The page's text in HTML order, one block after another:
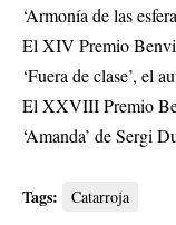
‘Armonía de las
El XIV Premio
‘Fuera de clase’, el
El XXVIII Premio
‘Amanda’ de Sergi
Tags: Catarroja